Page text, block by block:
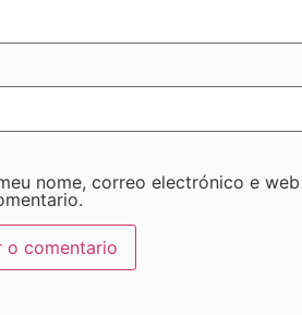
nome, correo electrónico e